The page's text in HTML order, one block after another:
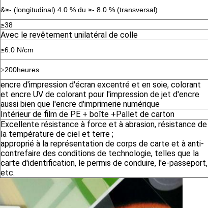
&≥- (longitudinal) 4.0 % du ≥- 8.0 % (transversal)
≥38
Avec le revêtement unilatéral de colle
≥6.0 N/cm
>200heures
encre d'impression d'écran excentré et en soie, colorant
et encre UV de colorant pour l'impression de jet d'encre
aussi bien que l'encre d'imprimerie numérique
Intérieur de film de PE + boîte +Pallet de carton
Excellente résistance à force et à abrasion, résistance de
la température de ciel et terre ;
approprié à la représentation de corps de carte et à anti-
contrefaire des conditions de technologie, telles que la
carte d'identification, le permis de conduire, l'e-passeport,
etc.